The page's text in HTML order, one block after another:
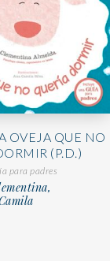
OVEJA QUE NO
(P.D.)
para padres